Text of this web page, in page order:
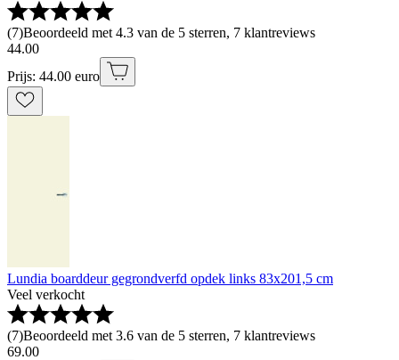
(7)Beoordeeld met 4.3 van de 5 sterren, 7 klantreviews
44.00
Prijs: 44.00 euro
Lundia boarddeur gegrondverfd opdek links 83x201,5 cm
Veel verkocht
(7)Beoordeeld met 3.6 van de 5 sterren, 7 klantreviews
69.00